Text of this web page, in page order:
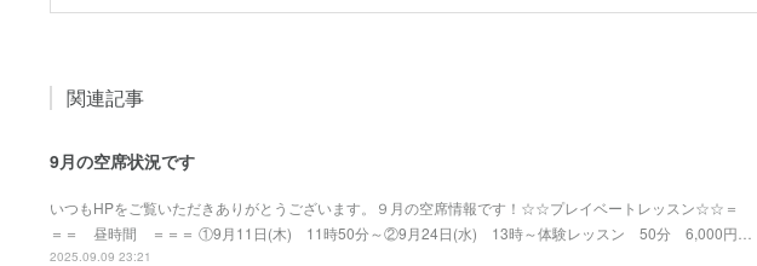
関連記事
9月の空席状況です
いつもHPをご覧いただきありがとうございます。９月の空席情報です！☆☆プレイベートレッスン☆☆＝
＝＝ 昼時間 ＝＝＝ ①9月11日(木) 11時50分～②9月24日(水) 13時～体験レッスン 50分 6,000円…
2025.09.09 23:21